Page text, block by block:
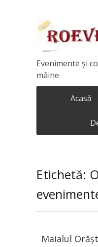
Evenimente și
mâine
Acasă
Etichetă:
Maialul